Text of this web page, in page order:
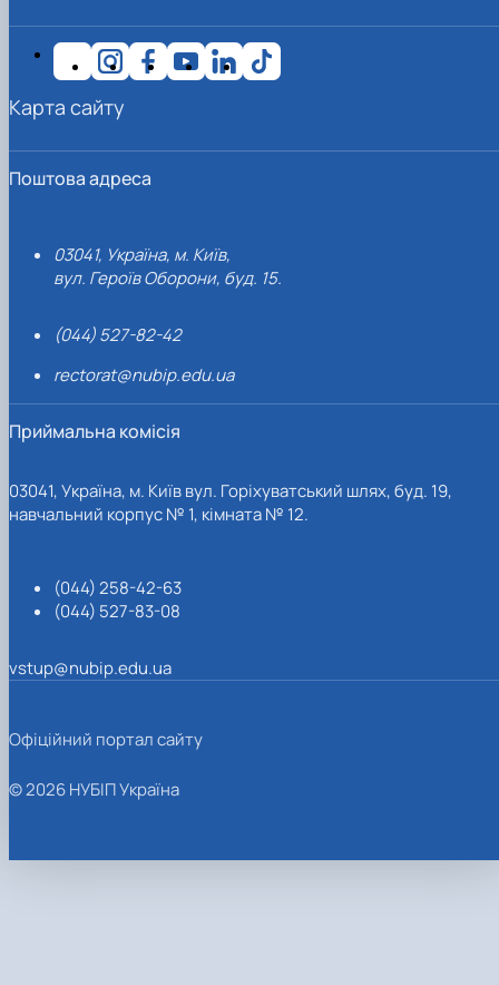
Поштова адреса
03041, Україна, м. Київ,
вул. Героїв Оборони, буд. 15.
(044) 527-82-42
rectorat@nubip.edu.ua
Приймальна комісія
03041, Україна, м. Київ вул. Горіхуватський шлях, буд. 19,
навчальний корпус № 1, кімната № 12.
(044) 258-42-63
(044) 527-83-08
vstup@nubip.edu.ua
Карта сайту
Офіційний портал сайту
© 2026 НУБІП Україна